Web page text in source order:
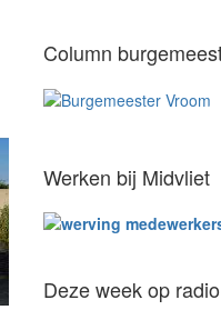
Column
Werken bij Midvliet
Deze week op